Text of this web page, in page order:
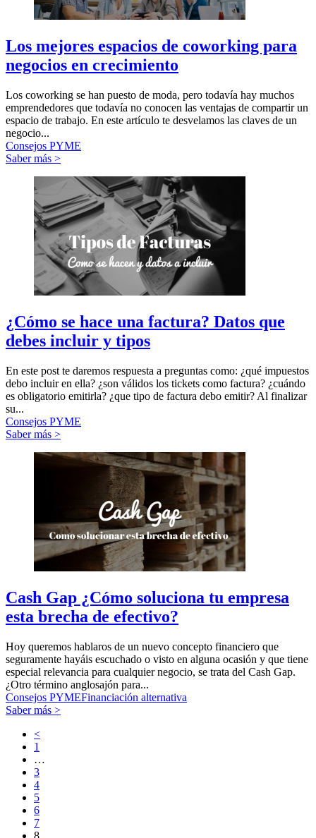
Los mejores espacios de coworking para
negocios en crecimiento
Los coworking se han puesto de moda, pero todavía hay muchos
emprendedores que todavía no conocen las ventajas de compartir un
espacio de trabajo. En este artículo te desvelamos las claves de un
negocio...
Consejos PYME
Saber más >
¿Cómo se hace una factura? Datos que
debes incluir y tipos
En este post te daremos respuesta a preguntas como: ¿qué impuestos
debo incluir en ella? ¿son válidos los tickets como factura? ¿cuándo
es obligatorio emitirla? ¿que tipo de factura debo emitir? Al finalizar
su...
Consejos PYME
Saber más >
Cash Gap ¿Cómo soluciona tu empresa
esta brecha de efectivo?
Hoy queremos hablaros de un nuevo concepto financiero que
seguramente hayáis escuchado o visto en alguna ocasión y que tiene
especial relevancia para cualquier negocio, se trata del Cash Gap.
¿Otro término anglosajón para...
Consejos PYMEFinanciación alternativa
Saber más >
<
1
…
3
4
5
6
7
8